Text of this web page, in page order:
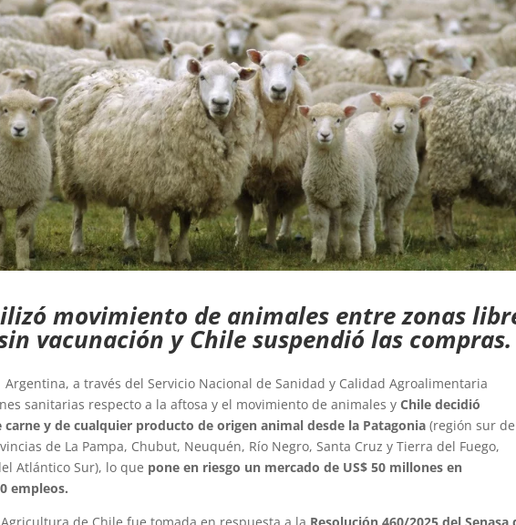
movimiento de animales entre zonas
vacunación y Chile suspendió las
Argentina, a través del Servicio Nacional de Sanidad y Calidad Agroalimentaria
sanitarias respecto a la aftosa y el movimiento de animales yChile decidió
y de cualquier producto de origen animal desde la Patagonia (región sur de
de La Pampa, Chubut, Neuquén, Río Negro, Santa Cruz y Tierra del Fuego,
Atlántico Sur), lo que pone en riesgo un mercado de US$ 50 millones en
empleos.